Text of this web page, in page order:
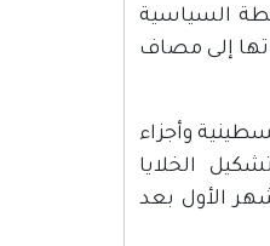
السياسية
إلى مصاف
وأجزاء
الخلايا
130 عملية فدائية خلال الشهر الأول بعد